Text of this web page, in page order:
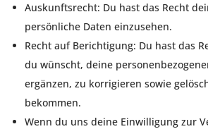
Auskunftsrecht: Du hast das Recht
persönliche Daten einzusehen.
Recht auf Berichtigung: Du hast das
du wünscht, deine
ergänzen, zu korrigieren sowie
bekommen.
Wenn du uns deine Einwilligung zur